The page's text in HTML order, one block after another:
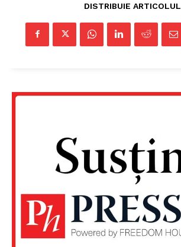
DISTRIBUIE ARTICOLUL